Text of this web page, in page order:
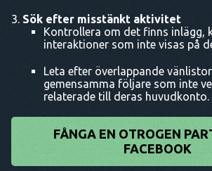
Sök efter misstänkt aktivitet
Kontrollera om det finns inlägg,
interaktioner som inte visas på
Leta efter överlappande
gemensamma följare som inte
relaterade till deras huvudkonto.
FÅNGA EN OTROGEN
FACEBOOK